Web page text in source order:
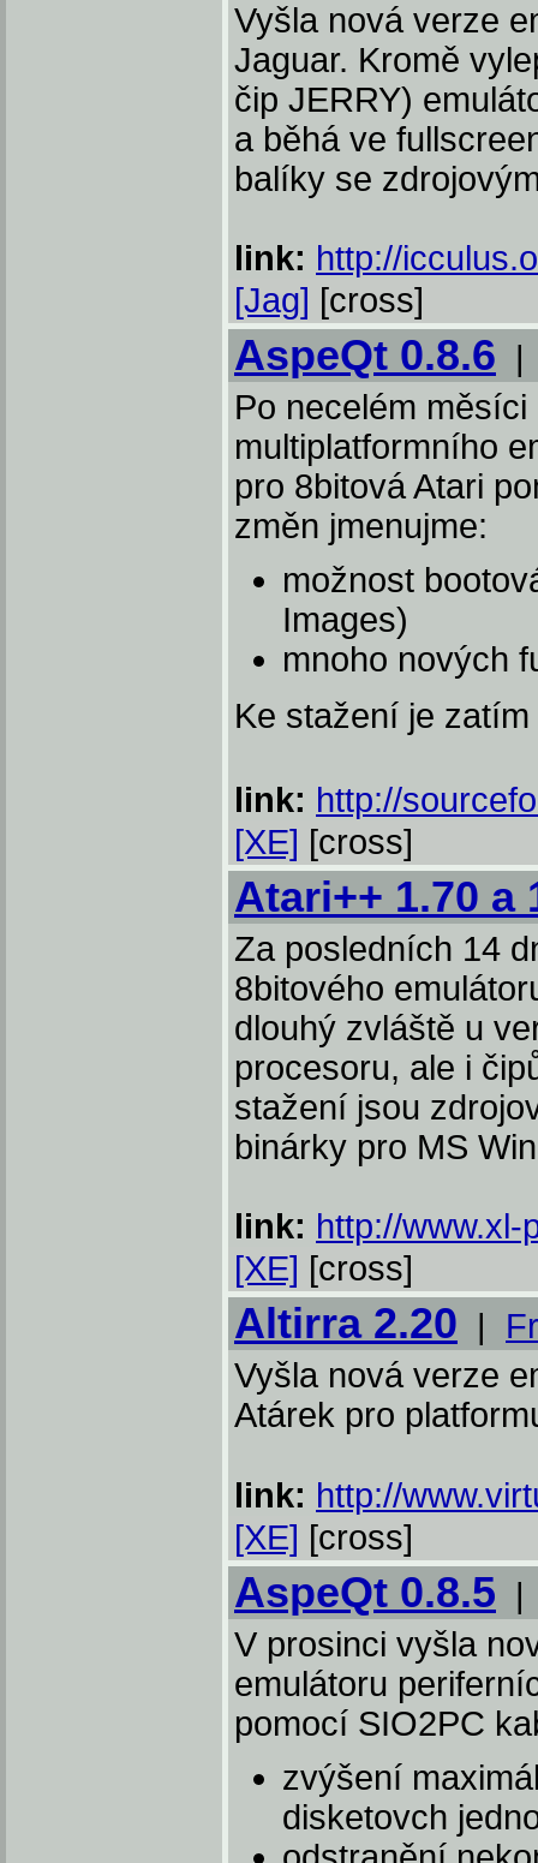
Vyšla nová verze
Jaguar. Kromě
čip JERRY)
a běhá ve
balíky se
link: http://
[Jag] [cross]
AspeQt 0.8.6
Po necelém
multiplatformního
pro 8bitová Atari
změn jmenujme:
možnost
Images)
mnoho nových
Ke stažení je
link: http://
[XE] [cross]
Atari++ 1.70 a
Za posledních 14
8bitového
dlouhý zvláště u
procesoru, ale i
stažení jsou
binárky pro MS
link: http://www.xl-
[XE] [cross]
Altirra 2.20 |
Vyšla nová verze
Atárek pro
link: http://
[XE] [cross]
AspeQt 0.8.5
V prosinci vyšla
emulátoru
pomocí SIO2PC
zvýšení
disketovch